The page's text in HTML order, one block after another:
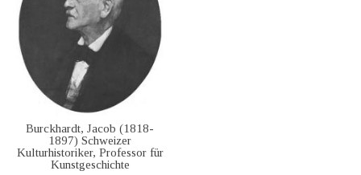
Burckhardt, Jacob (1818-
1897) Schweizer
Kulturhistoriker, Professor für
Kunstgeschichte